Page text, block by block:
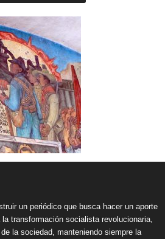
un periódico que busca hacer un aporte
transformación socialista revolucionaria,
la sociedad, manteniendo siempre la